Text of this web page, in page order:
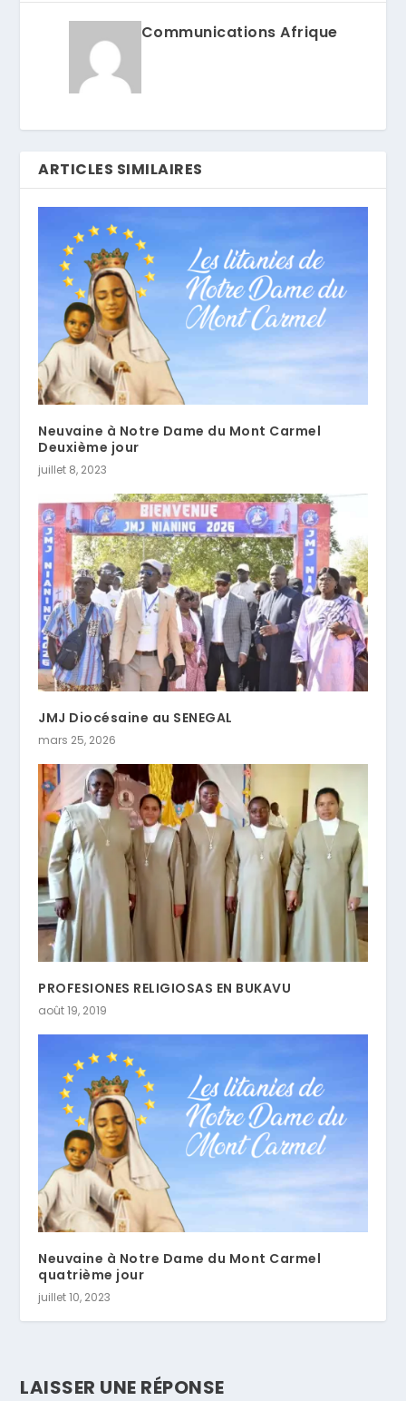
Communications Afrique
ARTICLES SIMILAIRES
Neuvaine à Notre Dame du Mont Carmel
Deuxième jour
juillet 8, 2023
JMJ Diocésaine au SENEGAL
mars 25, 2026
PROFESIONES RELIGIOSAS EN BUKAVU
août 19, 2019
Neuvaine à Notre Dame du Mont Carmel
quatrième jour
juillet 10, 2023
LAISSER UNE RÉPONSE